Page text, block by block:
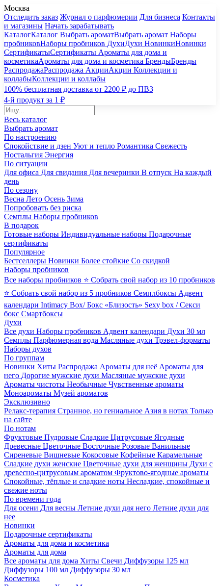
Москва
Отследить заказ Журнал о парфюмерии Для бизнеса Контакты
и магазины Начать зарабатывать
КаталогКаталог Выбрать ароматВыбрать аромат Наборы
пробниковНаборы пробников ДухиДухи НовинкиНовинки
СертификатыСертификаты Ароматы для дома и
косметикаАроматы для дома и косметика БрендыБренды
РаспродажаРаспродажа АкцииАкции Коллекции и
коллабыКоллекции и коллабы
100% бесплатная доставка от 2200 ₽ до ПВЗ
4-й продукт за 1 ₽
Весь каталог
Выбрать аромат
По настроению
Спокойствие и дзен Уют и тепло Романтика Свежесть
Ностальгия Энергия
По ситуации
Для офиса Для свидания Для вечеринки В отпуск На каждый
день
По сезону
Весна Лето Осень Зима
Попробовать без риска
Семплы Наборы пробников
В подарок
Готовые наборы Индивидуальные наборы Подарочные
сертификаты
Популярное
Бестселлеры Новинки Более стойкие Со скидкой
Наборы пробников
Все наборы пробников ⭐ Собрать свой набор из 10 пробников
⭐ Собрать свой набор из 5 пробников Семплбоксы Адвент
календари Intimacy Box/ Бокс «Близость» Sexy box / Секси
бокс Смартбоксы
Духи
Все духи Наборы пробников Адвент календари Духи 30 мл
Семплы Парфюмерная вода Масляные духи Трэвел-форматы
Наборы духов
По группам
Новинки Хиты Распродажа Ароматы для неё Ароматы для
него Дорогие мужские духи Масляные мужские духи
Ароматы чистоты Необычные Чувственные ароматы
Моноароматы Музей ароматов
Эксклюзивно
Релакс-терапия Странное, но гениальное Азия в нотах Только
на сайте
По нотам
Фруктовые Пудровые Сладкие Цитрусовые Ягодные
Древесные Цветочные Восточные Розовые Ванильные
Сиреневые Вишневые Кокосовые Кофейные Карамельные
Сладкие духи женские Цветочные духи для женщины Духи с
древесно-цитрусовым ароматом Фруктово-ягодные ароматы
Спокойные, тёплые и сладкие ноты Несладкие, спокойные и
свежие ноты
По времени года
Для осени Для весны Летние духи для него Летние духи для
нее
Новинки
Подарочные сертификаты
Ароматы для дома и косметика
Ароматы для дома
Все ароматы для дома Хиты Свечи Диффузоры 125 мл
Диффузоры 100 мл Диффузоры 30 мл
Косметика